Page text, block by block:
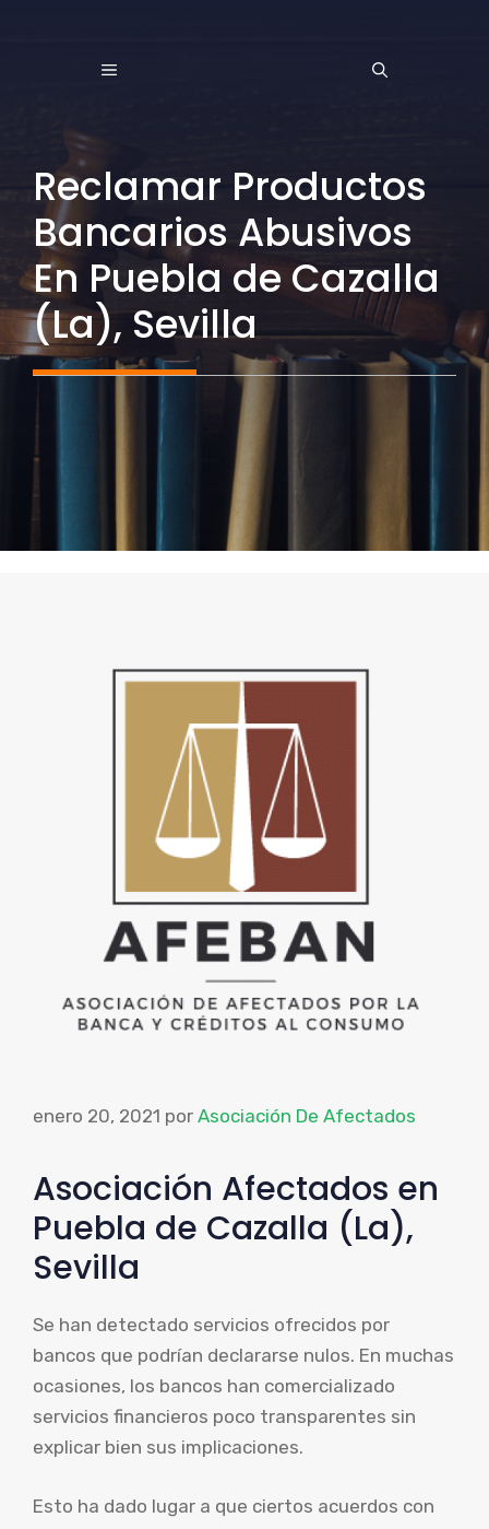
MENÚ
Reclamar Productos
Bancarios Abusivos
En Puebla de Cazalla
(La), Sevilla
enero 20, 2021 por Asociación De Afectados
Asociación Afectados en
Puebla de Cazalla (La),
Sevilla
Se han detectado servicios ofrecidos por
bancos que podrían declararse nulos. En muchas
ocasiones, los bancos han comercializado
servicios financieros poco transparentes sin
explicar bien sus implicaciones.
Esto ha dado lugar a que ciertos acuerdos con